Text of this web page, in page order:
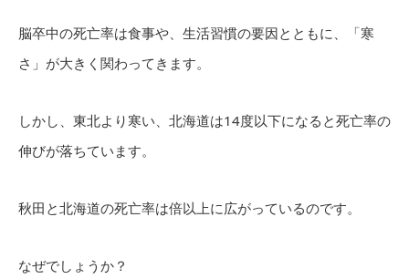
脳卒中の死亡率は食事や、生活習慣の要因とともに、「寒
さ」が大きく関わってきます。
しかし、東北より寒い、北海道は14度以下になると死亡率の
伸びが落ちています。
秋田と北海道の死亡率は倍以上に広がっているのです。
なぜでしょうか？